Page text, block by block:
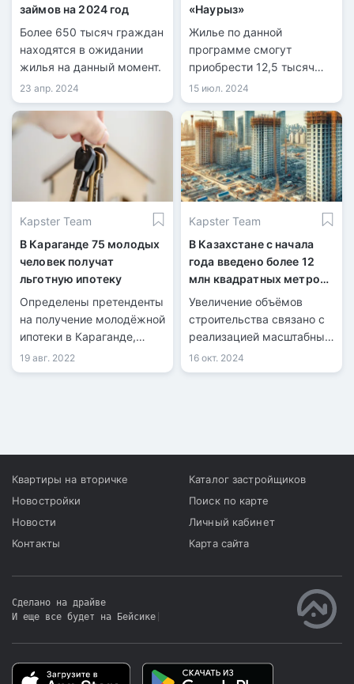
займов на 2024 год
Более 650 тысяч граждан
находятся в ожидании
жилья на данный момент.
23 апр. 2024
«Наурыз»
Жилье по данной
программе смогут
приобрести 12,5 тысяч
казахстанцев.
15 июл. 2024
Kapster Team
В Караганде 75 молодых
человек получат
льготную ипотеку
Определены претенденты
на получение молодёжной
ипотеки в Караганде,
передает
информационная служба
работающей молодёжи
стал акимат области
совместно с Отбасы
банком.
19 авг. 2022
Kapster Team
В Казахстане с начала
года введено более 12
млн квадратных метров
жилья
Увеличение объёмов
строительства связано с
реализацией масштабных
государственных
программ в сфере жилья
16 окт. 2024
Квартиры на вторичке
Новостройки
Новости
Контакты
Каталог застройщиков
Поиск по карте
Личный кабинет
Карта сайта
Сделано на драйве
И еще все будет на Бейсике